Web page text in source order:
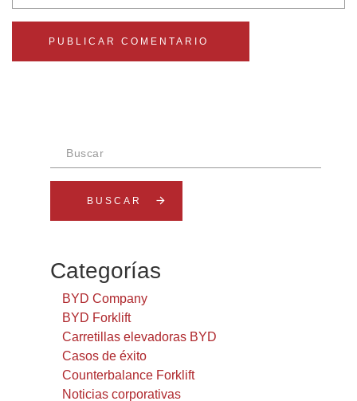
Buscar
arrow_forward
Categorías
BYD Company
BYD Forklift
Carretillas elevadoras BYD
Casos de éxito
Counterbalance Forklift
Noticias corporativas